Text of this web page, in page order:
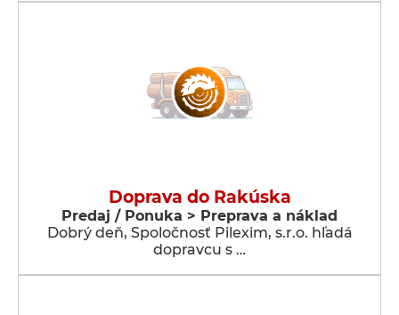
Doprava do Rakúska
Predaj / Ponuka > Preprava a náklad
Dobrý deň, Spoločnosť Pilexim, s.r.o. hľadá
dopravcu s …